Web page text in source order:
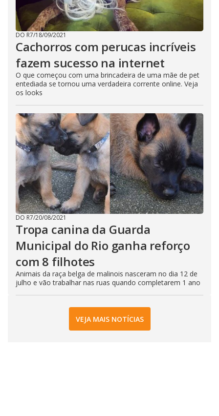
DO R7/18/09/2021
Cachorros com perucas incríveis
fazem sucesso na internet
O que começou com uma brincadeira de uma mãe de pet
entediada se tornou uma verdadeira corrente online. Veja
os looks
DO R7/20/08/2021
Tropa canina da Guarda
Municipal do Rio ganha reforço
com 8 filhotes
Animais da raça belga de malinois nasceram no dia 12 de
julho e vão trabalhar nas ruas quando completarem 1 ano
VEJA MAIS NOTÍCIAS